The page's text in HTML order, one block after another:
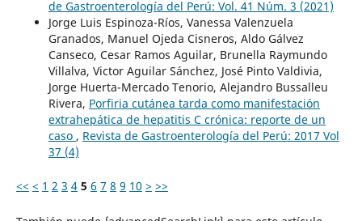
de Gastroenterología del Perú: Vol. 41 Núm. 3 (2021)
Jorge Luis Espinoza-Ríos, Vanessa Valenzuela
Granados, Manuel Ojeda Cisneros, Aldo Gálvez
Canseco, Cesar Ramos Aguilar, Brunella Raymundo
Villalva, Victor Aguilar Sánchez, José Pinto Valdivia,
Jorge Huerta-Mercado Tenorio, Alejandro Bussalleu
Rivera, Porfiria cutánea tarda como manifestación
extrahepática de hepatitis C crónica: reporte de un
caso , Revista de Gastroenterología del Perú: 2017 Vol
37 (4)
<< < 1 2 3 4 5 6 7 8 9 10 > >>